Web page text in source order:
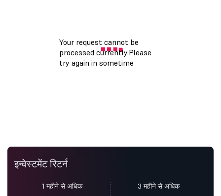
इन्वेस्टमेंट रिटर्न
1 महीने से अधिक 3 महीने से अधिक